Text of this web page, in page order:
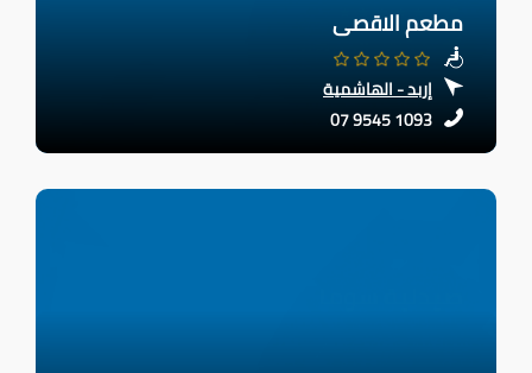
مطعم الاقصى
إربد - الهاشمية
07 9545 1093